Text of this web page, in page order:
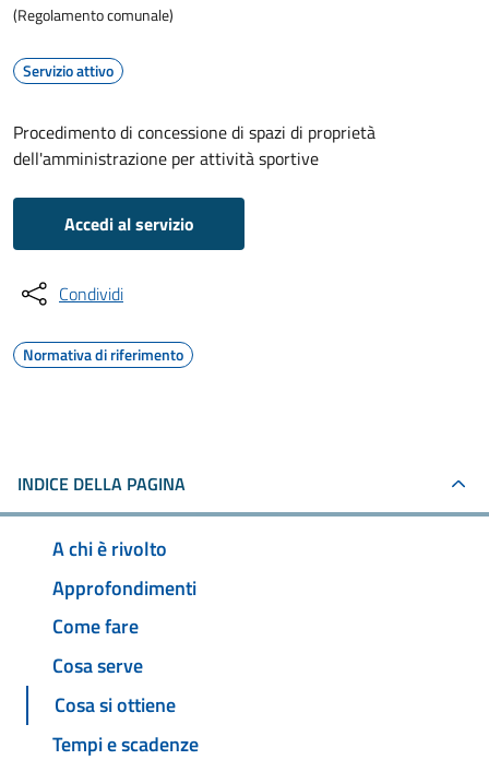
(Regolamento comunale)
Servizio attivo
Procedimento di concessione di spazi di proprietà
dell'amministrazione per attività sportive
Accedi al servizio
Condividi
Normativa di riferimento
INDICE DELLA PAGINA
A chi è rivolto
Approfondimenti
Come fare
Cosa serve
Cosa si ottiene
Tempi e scadenze